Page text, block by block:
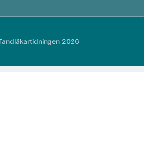
2026